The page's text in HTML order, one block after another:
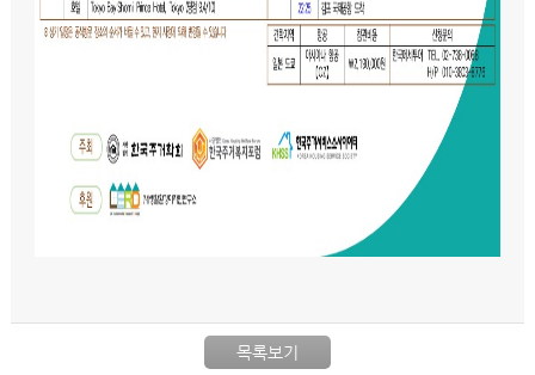
목록보기